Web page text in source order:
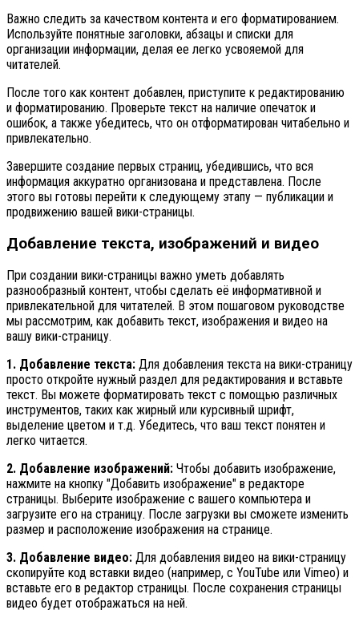
Важно следить за качеством контента и его форматированием.
Используйте понятные заголовки, абзацы и списки для
организации информации, делая ее легко усвояемой для
читателей.
После того как контент добавлен, приступите к редактированию
и форматированию. Проверьте текст на наличие опечаток и
ошибок, а также убедитесь, что он отформатирован читабельно и
привлекательно.
Завершите создание первых страниц, убедившись, что вся
информация аккуратно организована и представлена. После
этого вы готовы перейти к следующему этапу — публикации и
продвижению вашей вики-страницы.
Добавление текста, изображений и видео
При создании вики-страницы важно уметь добавлять
разнообразный контент, чтобы сделать её информативной и
привлекательной для читателей. В этом пошаговом руководстве
мы рассмотрим, как добавить текст, изображения и видео на
вашу вики-страницу.
1. Добавление текста: Для добавления текста на вики-страницу
просто откройте нужный раздел для редактирования и вставьте
текст. Вы можете форматировать текст с помощью различных
инструментов, таких как жирный или курсивный шрифт,
выделение цветом и т.д. Убедитесь, что ваш текст понятен и
легко читается.
2. Добавление изображений: Чтобы добавить изображение,
нажмите на кнопку "Добавить изображение" в редакторе
страницы. Выберите изображение с вашего компьютера и
загрузите его на страницу. После загрузки вы сможете изменить
размер и расположение изображения на странице.
3. Добавление видео: Для добавления видео на вики-страницу
скопируйте код вставки видео (например, с YouTube или Vimeo) и
вставьте его в редактор страницы. После сохранения страницы
видео будет отображаться на ней.